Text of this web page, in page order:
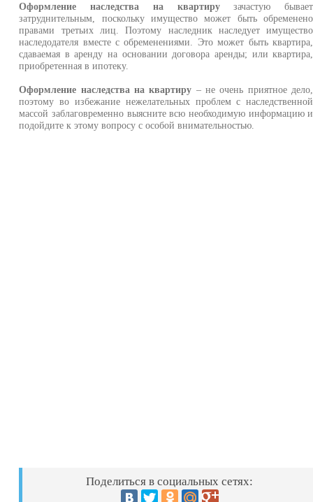
Оформление наследства на квартирузачастую бывает
затруднительным, поскольку имущество может быть обременено
правами третьих лиц. Поэтому наследник наследует имущество
наследодателя вместе с обременениями. Это может быть квартира,
сдаваемая в аренду на основании договора аренды; или квартира,
приобретенная в ипотеку.
Оформление наследства на квартиру – не очень приятное дело,
поэтому во избежание нежелательных проблем с наследственной
массой заблаговременно выясните всю необходимую информацию и
подойдите к этому вопросу с особой внимательностью.
Поделиться в социальных сетях: